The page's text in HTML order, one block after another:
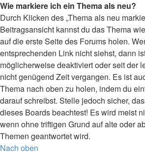
Wie markiere ich ein Thema als neu?
Durch Klicken des „Thema als neu
Beitragsansicht kannst du das Thema
auf die erste Seite des Forums holen.
entsprechenden Link nicht siehst, dann
möglicherweise deaktiviert oder seit der
nicht genügend Zeit vergangen. Es ist
Thema nach oben zu holen, indem du
darauf schreibst. Stelle jedoch sicher,
dieses Boards beachtest! Es wird meist
wenn ohne triftigen Grund auf alte oder
Themen geantwortet wird.
Nach oben